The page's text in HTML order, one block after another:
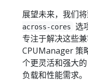
展望未来，我们
across-cores
选
专注于解决这些
CPUManager 策
个更灵活和强大
负载和性能需求。